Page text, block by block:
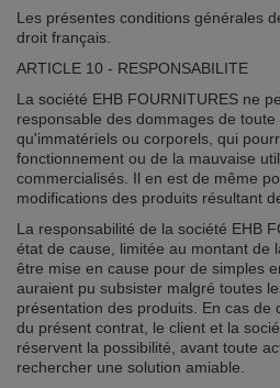
Les présentes conditions générales
droit français.
ARTICLE 10 - RESPONSABILITE
La société EHB FOURNITURES ne
responsable des dommages de
qu'immatériels ou corporels, qui
fonctionnement ou de la mauvaise
commercialisés. Il en est de même
modifications des produits résultant
La responsabilité de la société EHB
état de cause, limitée au montant de
être mise en cause pour de simples
auraient pu subsister malgré toutes
présentation des produits. En cas de
du présent contrat, le client et la
réservent la possibilité, avant toute
rechercher une solution amiable.